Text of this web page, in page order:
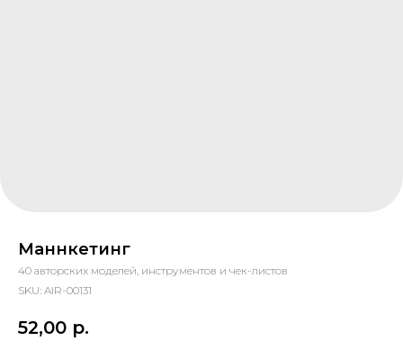
Маннкетинг
40 авторских моделей, инструментов и чек-листов
SKU: AIR-00131
52,00 р.